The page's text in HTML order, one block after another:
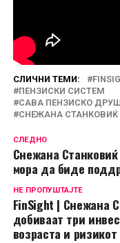
СЛИЧНИ ТЕМИ:
ПЕНЗИСКИ СИСТЕМ
САВА ПЕНЗИСКО
СНЕЖАНА СТАНКОВИЌ
СЛЕДНО
Снежана
мора да биде
НЕ ПРОПУШТАЈТЕ
FinSight | Снежана
добиваат три
возраста и ризикот